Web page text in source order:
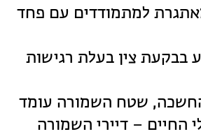
למתמודדים עם פחד
בבקעת צין בעלת רגישות
שטח השמורה עומד
החיים – דיירי השמורה